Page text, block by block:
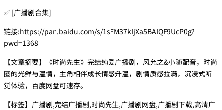
✅ [广播剧合集]
链接:https://pan.baidu.com/s/1sFM37kIjXa5BAIQF9UcP0g?
pwd=1368
【文章摘要】《时尚先生》完结纯爱广播剧，风允之&小随配音，时尚
圈的光鲜与温情，主角相伴成长情感升温，剧情质感拉满，沉浸式听
觉体验，百度网盘可速存。
【标签】广播剧,完结广播剧,时尚先生,广播剧网盘,广播剧下载,高清广